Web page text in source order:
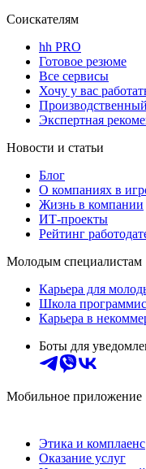
Соискателям
hh PRO
Готовое резюме
Все сервисы
Хочу у вас
Экспертная
Новости и статьи
Блог
О компаниях в
Жизнь в компании
ИТ-проекты
Рейтинг
Молодым специалистам
Карьера для
Школа
Карьера в
Боты для
Мобильное приложение
Этика и комплаенс
Оказание услуг